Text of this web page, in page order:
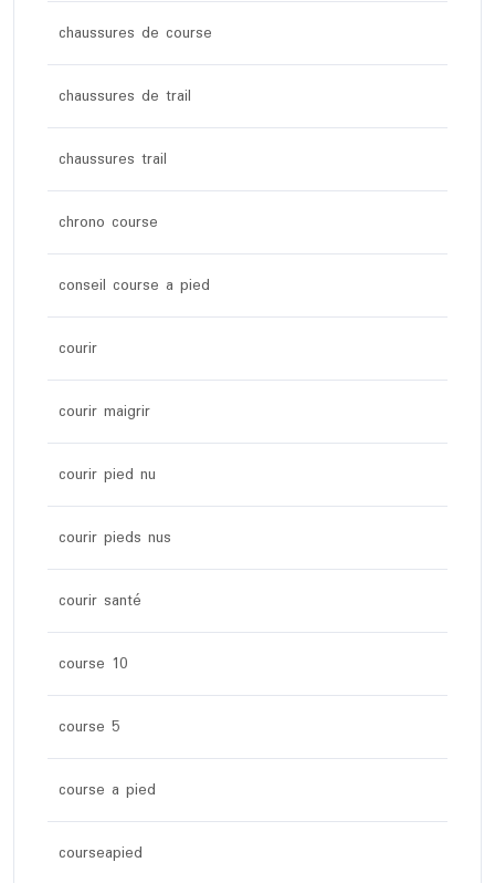
chaussures de course
chaussures de trail
chaussures trail
chrono course
conseil course a pied
courir
courir maigrir
courir pied nu
courir pieds nus
courir santé
course 10
course 5
course a pied
courseapied